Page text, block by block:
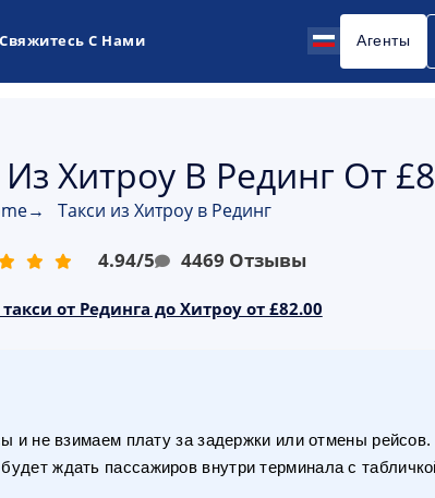
Свяжитесь С Нами Агенты
Хитроу В Рединг От
→ Такси из Хитроу в Рединг
4.94/5 4469 Отзывы
от Рединга до Хитроу от £82.00
и не взимаем плату за задержки или отмены рейсов.
ждать пассажиров внутри терминала с